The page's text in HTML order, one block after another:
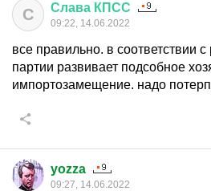
С Слава КПСС
09:22, 14.06.2022
все правильно. в соответствии
партии развивает подсобное
импортозамещение. надо
yozza
09:27, 14.06.2022